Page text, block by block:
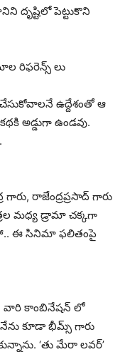
పెట్టుకొని
రిఫరెన్స్ లు
ఉద్దేశంతో ఆ
అడ్డుగా ఉండవు.
రాజేంద్రప్రసాద్ గారు
మధ్య డ్రామా చక్కగా
ఈ సినిమా ఫలితంపై
వారి కాంబినేషన్ లో
కూడా భీమ్స్ గారు
‘తు మేరా లవర్’